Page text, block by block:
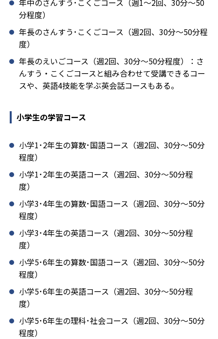
分程度）
年長のさんすう･こくごコース（週2回、30分～50分程
度）
年長のえいごコース（週2回、30分～50分程度）：さ
んすう・こくごコースと組み合わせて受講できるコー
スや、英語4技能を学ぶ英会話コースもある。
小学生の学習コース
小学1･2年生の算数･国語コース（週2回、30分～50分
程度）
小学1･2年生の英語コース（週2回、30分～50分程
度）
小学3･4年生の算数･国語コース（週2回、30分～50分
程度）
小学3･4年生の英語コース（週2回、30分～50分程
度）
小学5･6年生の算数･国語コース（週2回、30分～50分
程度）
小学5･6年生の英語コース（週2回、30分～50分程
度）
小学5･6年生の理科･社会コース（週2回、30分～50分
程度）